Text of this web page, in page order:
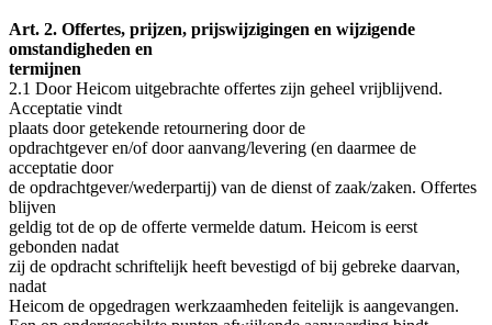
Art. 2. Offertes, prijzen, prijswijzigingen en wijzigende
omstandigheden en
termijnen
2.1 Door Heicom uitgebrachte offertes zijn geheel vrijblijvend.
Acceptatie vindt
plaats door getekende retournering door de
opdrachtgever en/of door aanvang/levering (en daarmee de
acceptatie door
de opdrachtgever/wederpartij) van de dienst of zaak/zaken. Offertes
blijven
geldig tot de op de offerte vermelde datum. Heicom is eerst
gebonden nadat
zij de opdracht schriftelijk heeft bevestigd of bij gebreke daarvan,
nadat
Heicom de opgedragen werkzaamheden feitelijk is aangevangen.